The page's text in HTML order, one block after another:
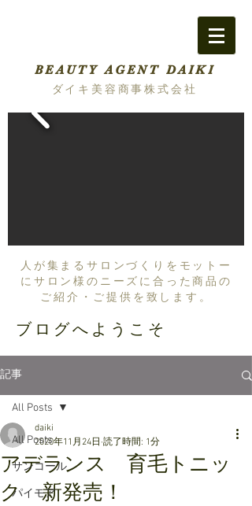
BEAUTY AGENT DAIKI
ダイキ美容商事株式会社
人が集まるサロンづくりをモットー
にサロン様のニーズに合った商品の
ご紹介・ご提供を致します。
ブログへようこそ
記事
All Posts
サンコール
パイモア
All Posts
アデランス 育毛トニッ
ク 新発売！
daiki
2020年11月24日 読了時間: 1分